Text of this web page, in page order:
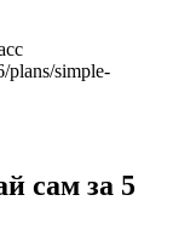
plans/simple-
сам за 5